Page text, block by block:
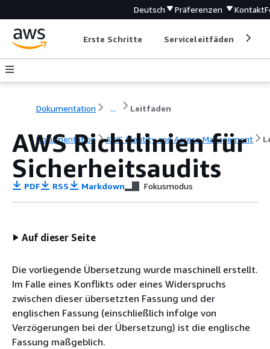
Deutsch Präferenzen Kontakt
Erste Schritte Serviceleitfäden
Dokumentation ... Leitfaden
Dokumentation AWS Identity and Access Management
AWS Richtlinien für
Sicherheitsaudits
PDF RSS Markdown Fokusmodus
Auf dieser Seite
Die vorliegende Übersetzung wurde maschinell erstellt.
Im Falle eines Konflikts oder eines Widerspruchs
zwischen dieser übersetzten Fassung und der
englischen Fassung (einschließlich infolge von
Verzögerungen bei der Übersetzung) ist die englische
Fassung maßgeblich.